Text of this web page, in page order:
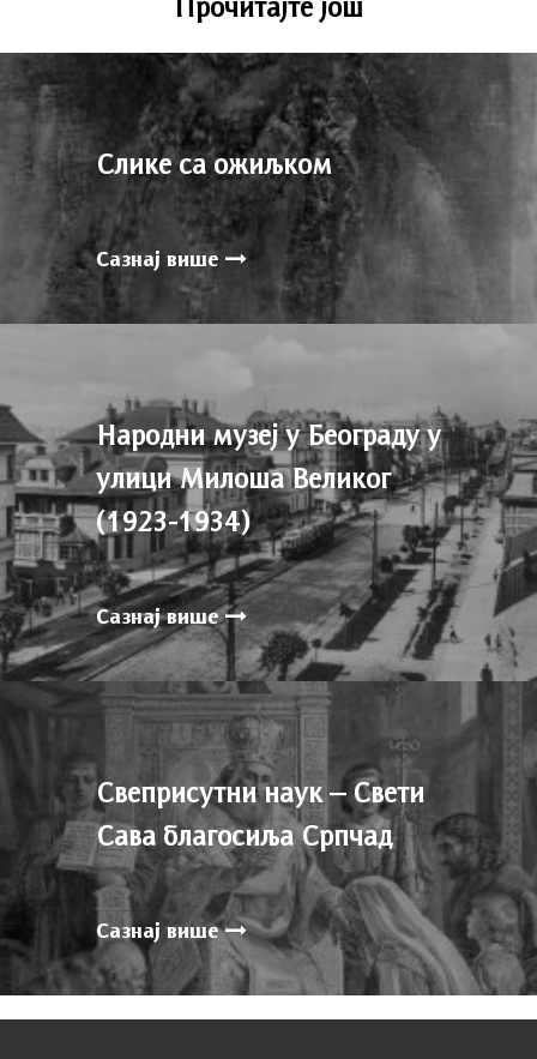
Прочитајте још
Слике са ожиљком
Сазнај више
Народни музеј у Београду у
улици Милоша Великог
(1923-1934)
Сазнај више
Свеприсутни наук – Свети
Сава благосиља Српчад
Сазнај више